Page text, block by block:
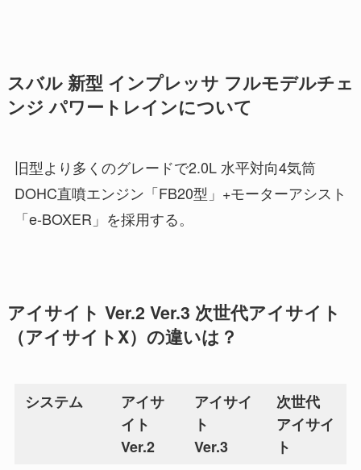
スバル 新型 インプレッサ フルモデルチェ
ンジ パワートレインについて
旧型より多くのグレードで2.0L 水平対向4気筒
DOHC直噴エンジン「FB20型」+モーターアシスト
「e-BOXER」を採用する。
アイサイト Ver.2 Ver.3 次世代アイサイト
（アイサイトX）の違いは？
システム
アイサ
イト
Ver.2
アイサイ
ト
Ver.3
次世代
アイサイ
ト